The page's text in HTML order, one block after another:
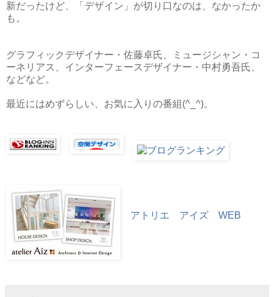
新だったけど、「デザイン」が切り口なのは、なかったか
も。
グラフィックデザイナー・佐藤卓氏、ミュージシャン・コ
ーネリアス、インターフェースデザイナー・中村勇吾氏、
などなど。
最近にはめずらしい、お気に入りの番組(^_^)。
アトリエ アイズ WEB